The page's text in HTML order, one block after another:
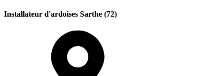
Installateur d'ardoises Sarthe (72)